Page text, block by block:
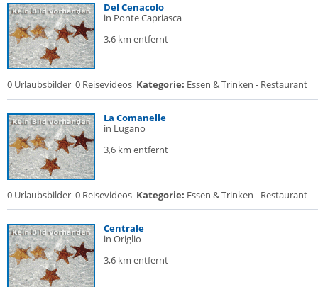
Del Cenacolo
in Ponte Capriasca
3,6 km entfernt
0 Urlaubsbilder 0 Reisevideos Kategorie: Essen & Trinken - Restaurant
La Comanelle
in Lugano
3,6 km entfernt
0 Urlaubsbilder 0 Reisevideos Kategorie: Essen & Trinken - Restaurant
Centrale
in Origlio
3,6 km entfernt